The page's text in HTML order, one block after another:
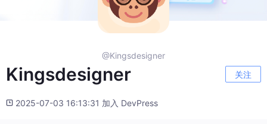
@Kingsdesigner
Kingsdesigner 关注
2025-07-03 16:13:31 加入 DevPress